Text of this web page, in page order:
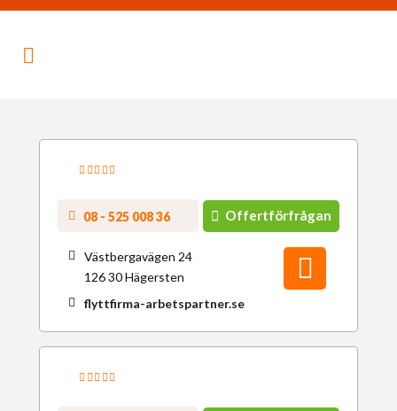
08 - 525 008 36 Offertförfrågan
Västbergavägen 24
126 30 Hägersten
flyttfirma-arbetspartner.se